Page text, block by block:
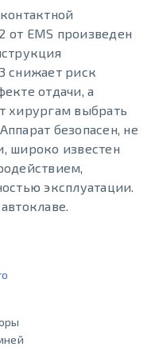
от EMS произведен
снижает риск
отдачи, а
хирургам выбрать
безопасен, не
широко известен
эксплуатации.